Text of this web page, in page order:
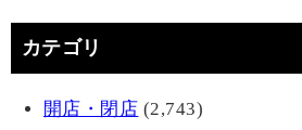
カテゴリ
開店・閉店 (2,743)